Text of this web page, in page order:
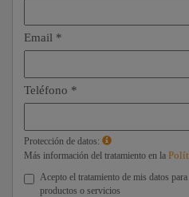
Email *
Teléfono *
Protección de datos:
Más información del tratamiento en la
Acepto el tratamiento de mis datos
productos o servicios